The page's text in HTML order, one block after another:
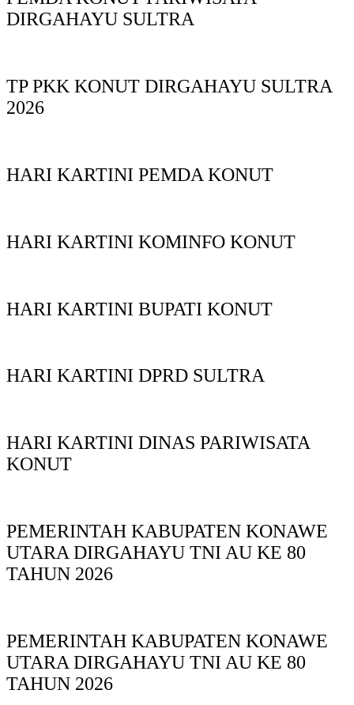
DIRGAHAYU SULTRA
TP PKK KONUT DIRGAHAYU SULTRA
2026
HARI KARTINI PEMDA KONUT
HARI KARTINI KOMINFO KONUT
HARI KARTINI BUPATI KONUT
HARI KARTINI DPRD SULTRA
HARI KARTINI DINAS PARIWISATA
KONUT
PEMERINTAH KABUPATEN KONAWE
UTARA DIRGAHAYU TNI AU KE 80
TAHUN 2026
PEMERINTAH KABUPATEN KONAWE
UTARA DIRGAHAYU TNI AU KE 80
TAHUN 2026